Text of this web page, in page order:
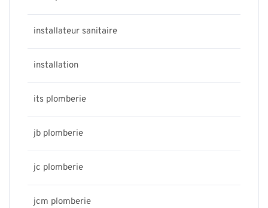
installateur sanitaire
installation
its plomberie
jb plomberie
jc plomberie
jcm plomberie